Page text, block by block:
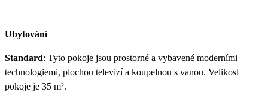
Ubytování
Standard: Tyto pokoje jsou prostorné a vybavené moderními
technologiemi, plochou televizí a koupelnou s vanou. Velikost
pokoje je 35 m².